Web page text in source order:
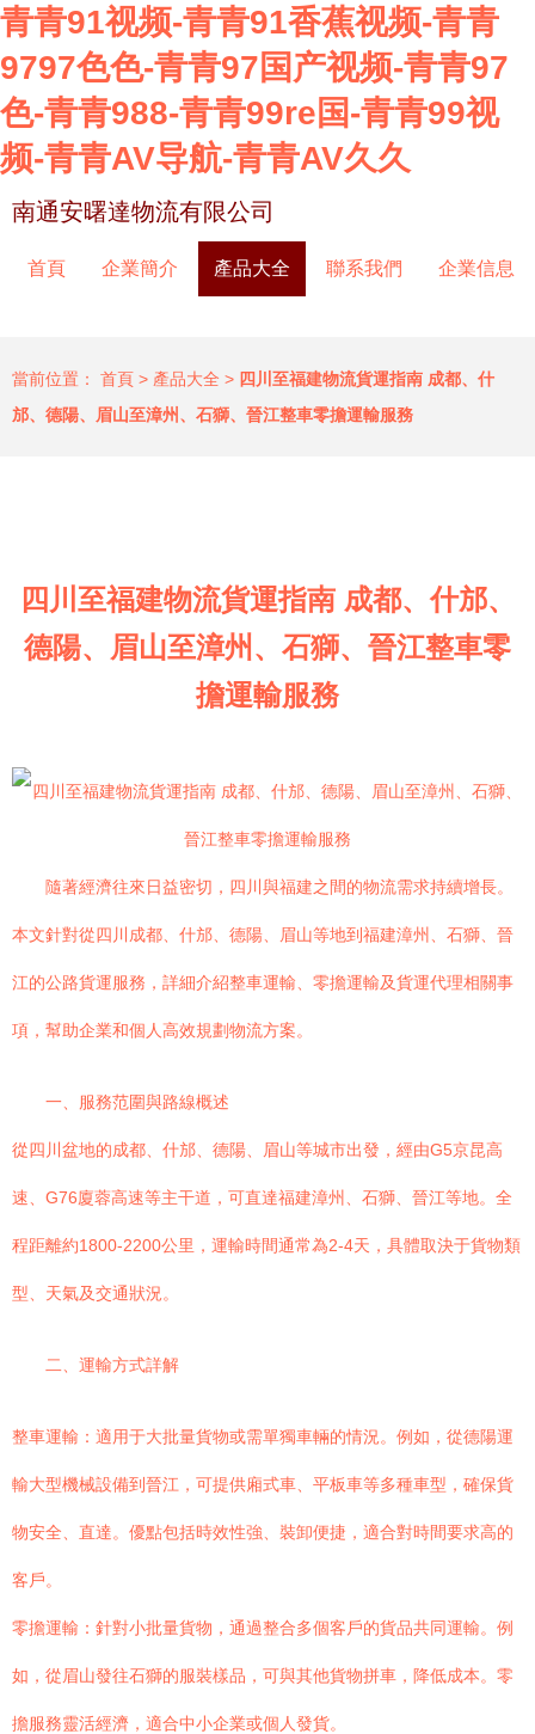
青青91视频-青青91香蕉视频-青青
9797色色-青青97国产视频-青青97
色-青青988-青青99re国-青青99视
频-青青AV导航-青青AV久久
南通安曙達物流有限公司
首頁 企業簡介 產品大全 聯系我們 企業信息
當前位置： 首頁 > 產品大全 > 四川至福建物流貨運指南 成都、什
邡、德陽、眉山至漳州、石獅、晉江整車零擔運輸服務
四川至福建物流貨運指南 成都、什邡、
德陽、眉山至漳州、石獅、晉江整車零
擔運輸服務
隨著經濟往來日益密切，四川與福建之間的物流需求持續增長。
本文針對從四川成都、什邡、德陽、眉山等地到福建漳州、石獅、晉
江的公路貨運服務，詳細介紹整車運輸、零擔運輸及貨運代理相關事
項，幫助企業和個人高效規劃物流方案。
一、服務范圍與路線概述
從四川盆地的成都、什邡、德陽、眉山等城市出發，經由G5京昆高
速、G76廈蓉高速等主干道，可直達福建漳州、石獅、晉江等地。全
程距離約1800-2200公里，運輸時間通常為2-4天，具體取決于貨物類
型、天氣及交通狀況。
二、運輸方式詳解
整車運輸：適用于大批量貨物或需單獨車輛的情況。例如，從德陽運
輸大型機械設備到晉江，可提供廂式車、平板車等多種車型，確保貨
物安全、直達。優點包括時效性強、裝卸便捷，適合對時間要求高的
客戶。
零擔運輸：針對小批量貨物，通過整合多個客戶的貨品共同運輸。例
如，從眉山發往石獅的服裝樣品，可與其他貨物拼車，降低成本。零
擔服務靈活經濟，適合中小企業或個人發貨。